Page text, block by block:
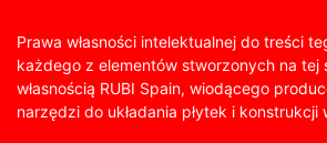
Prawa własności intelektualnej do treści
każdego z elementów stworzonych na tej
własnością RUBI Spain, wiodącego
narzędzi do układania płytek i konstrukcji